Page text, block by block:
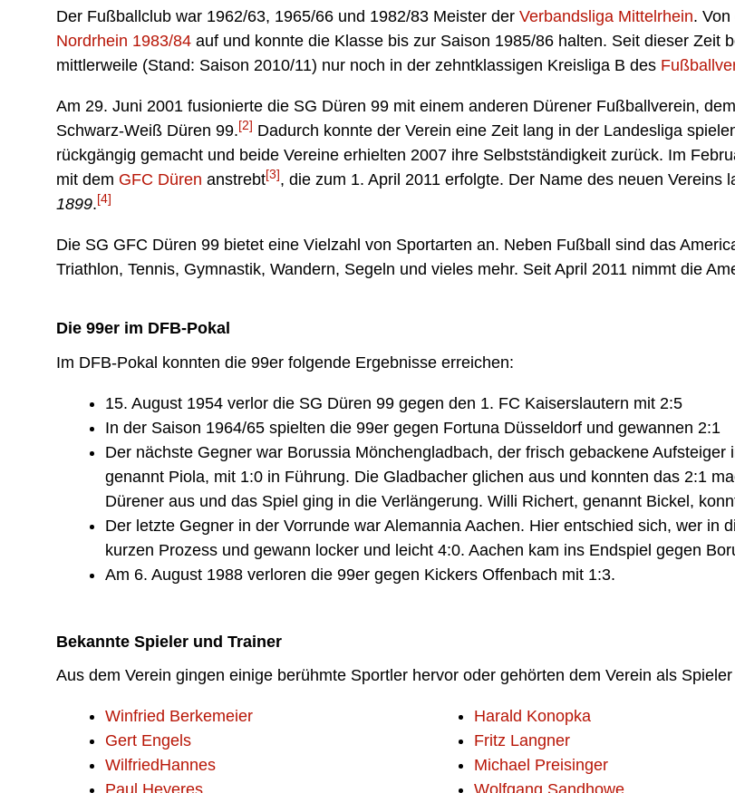
Der Fußballclub war 1962/63, 1965/66 und 1982/83 Meister der Verbandsliga Mittelrhein.
Nordrhein 1983/84 auf und konnte die Klasse bis zur Saison 1985/86 halten. Seit dieser Zeit
mittlerweile (Stand: Saison 2010/11) nur noch in der zehntklassigen Kreisliga B des
Am 29. Juni 2001 fusionierte die SG Düren 99 mit einem anderen Dürener Fußballverein,
Schwarz-Weiß Düren 99.[2] Dadurch konnte der Verein eine Zeit lang in der Landesliga
rückgängig gemacht und beide Vereine erhielten 2007 ihre Selbstständigkeit zurück. Im
mit dem GFC Düren anstrebt[3], die zum 1. April 2011 erfolgte. Der Name des neuen Vereins
1899.[4]
Die SG GFC Düren 99 bietet eine Vielzahl von Sportarten an. Neben Fußball sind das
Triathlon, Tennis, Gymnastik, Wandern, Segeln und vieles mehr. Seit April 2011 nimmt die
Die 99er im DFB-Pokal
Im DFB-Pokal konnten die 99er folgende Ergebnisse erreichen:
15. August 1954 verlor die SG Düren 99 gegen den 1. FC Kaiserslautern mit 2:5
In der Saison 1964/65 spielten die 99er gegen Fortuna Düsseldorf und gewannen 2:1
Der nächste Gegner war Borussia Mönchengladbach, der frisch gebackene
genannt Piola, mit 1:0 in Führung. Die Gladbacher glichen aus und konnten das 2:1
Dürener aus und das Spiel ging in die Verlängerung. Willi Richert, genannt Bickel,
Der letzte Gegner in der Vorrunde war Alemannia Aachen. Hier entschied sich, wer in
kurzen Prozess und gewann locker und leicht 4:0. Aachen kam ins Endspiel gegen
Am 6. August 1988 verloren die 99er gegen Kickers Offenbach mit 1:3.
Bekannte Spieler und Trainer
Aus dem Verein gingen einige berühmte Sportler hervor oder gehörten dem Verein als
Winfried Berkemeier
Gert Engels
WilfriedHannes
Harald Konopka
Fritz Langner
Michael Preisinger